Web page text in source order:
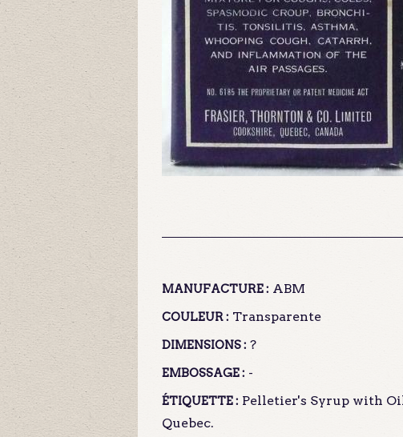
MANUFACTURE : ABM
COULEUR : Transparente
DIMENSIONS : ?
EMBOSSAGE : -
ÉTIQUETTE : Pelletier's Syrup with
Quebec.